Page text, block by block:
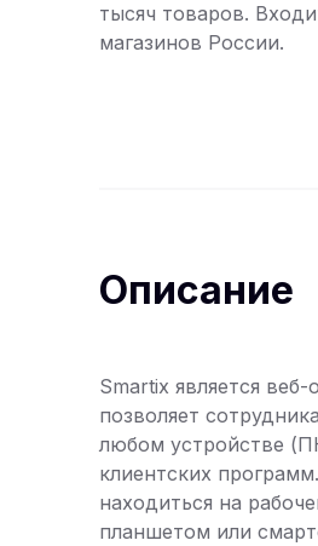
тысяч товаров.
магазинов России.
Описание
Smartix является
позволяет
любом устройстве
клиентских
находиться на
планшетом или